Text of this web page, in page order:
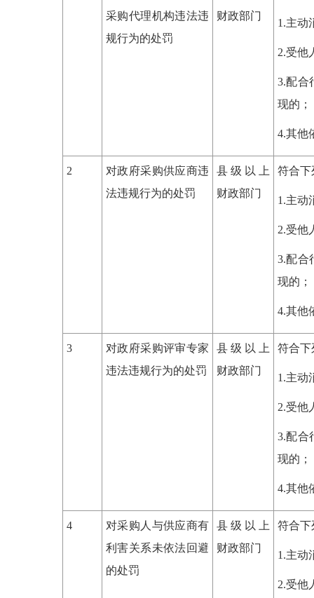
采购代理机构违法违
规行为的处罚
财政部门
1.主动
2.受他
3.配合
现的；
4.其他
2
对政府采购供应商违
法违规行为的处罚
县级以上
财政部门
符合下
1.主动
2.受他
3.配合
现的；
4.其他
3
对政府采购评审专家
违法违规行为的处罚
县级以上
财政部门
符合下
1.主动
2.受他
3.配合
现的；
4.其他
4
对采购人与供应商有
利害关系未依法回避
的处罚
县级以上
财政部门
符合下
1.主动
2.受他